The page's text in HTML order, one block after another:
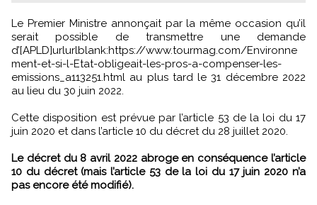
Le Premier Ministre annonçait par la même occasion qu’il
serait possible de transmettre une demande
d’[APLD]urlurlblank:https://www.tourmag.com/Environne
ment-et-si-l-Etat-obligeait-les-pros-a-compenser-les-
emissions_a113251.html au plus tard le 31 décembre 2022
au lieu du 30 juin 2022.
Cette disposition est prévue par l’article 53 de la loi du 17
juin 2020 et dans l’article 10 du décret du 28 juillet 2020.
Le décret du 8 avril 2022 abroge en conséquence l’article
10 du décret (mais l’article 53 de la loi du 17 juin 2020 n’a
pas encore été modifié).